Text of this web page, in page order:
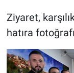
Ziyaret,
hatıra